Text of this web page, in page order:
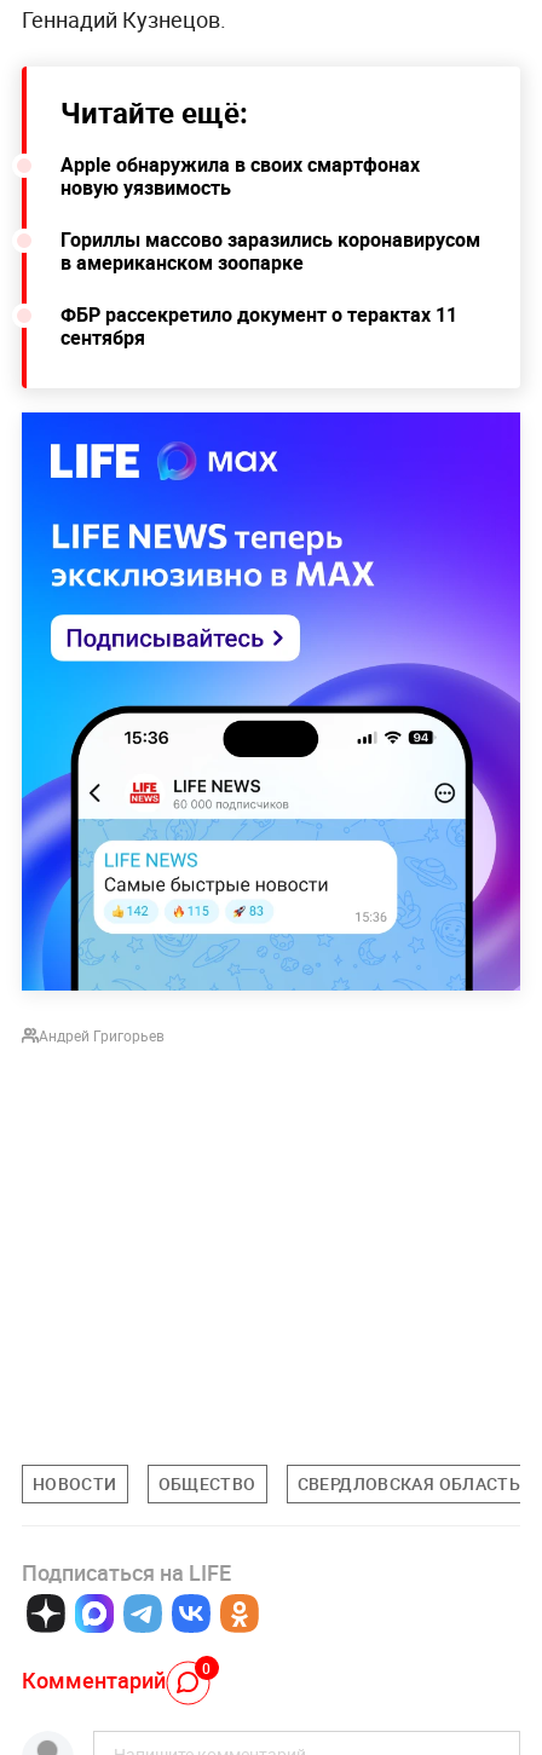
Геннадий Кузнецов.
Читайте ещё:
Apple обнаружила в своих смартфонах
новую уязвимость
Гориллы массово заразились коронавирусом
в американском зоопарке
ФБР рассекретило документ о терактах 11
сентября
Андрей Григорьев
НОВОСТИ ОБЩЕСТВО СВЕРДЛОВСКАЯ ОБЛАСТЬ
Подписаться на LIFE
Комментарий 0